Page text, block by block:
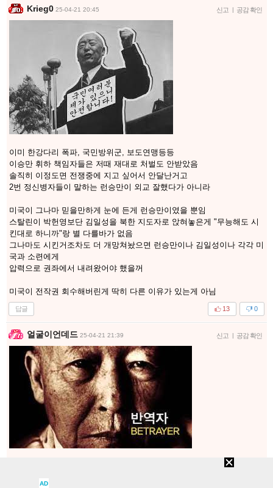
Krieg0 25-04-21 20:45 신고 | 공감 확인
이미 한강다리 폭파, 국민방위군, 보도연맹등등
이승만 휘하 책임자들은 저때 재대로 처벌도 안받았음
솔직히 이정도면 전쟁중에 지고 싶어서 안달난거고
2번 정신병자들이 말하는 런승만이 외교 잘했다가 아니라
미국이 그나마 믿을만하게 눈에 든게 런승만이였을 뿐임
스탈린이 박헌영보단 김일성을 북한 지도자로 앉혀놓은게 "무능해도 시
킨대로 하니까"랑 별 다를바가 없음
그나마도 시킨거조차도 더 개망쳐놨으면 런승만이나 김일성이나 각각 미
국과 소련에게
압력으로 권좌에서 내려왔어야 했을꺼
미국이 전작권 회수해버린게 딱히 다른 이유가 있는게 아님
답글 0
13
얼굴이언데드 25-04-21 21:39 신고 | 공감 확인
그래서 런승만은 반역자라는 타이틀을 벗을수 없는거고 그를 국부로 숭
AD